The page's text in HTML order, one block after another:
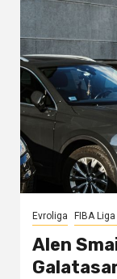
Evroliga FIBA
Alen